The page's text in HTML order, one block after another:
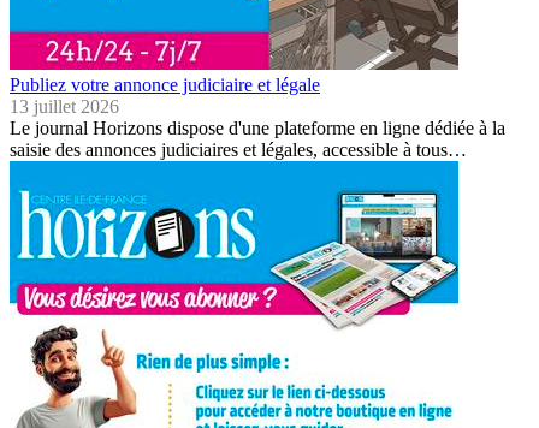
Publiez votre annonce judiciaire et légale
13 juillet 2026
Le journal Horizons dispose d'une plateforme en ligne dédiée à la
saisie des annonces judiciaires et légales, accessible à tous…